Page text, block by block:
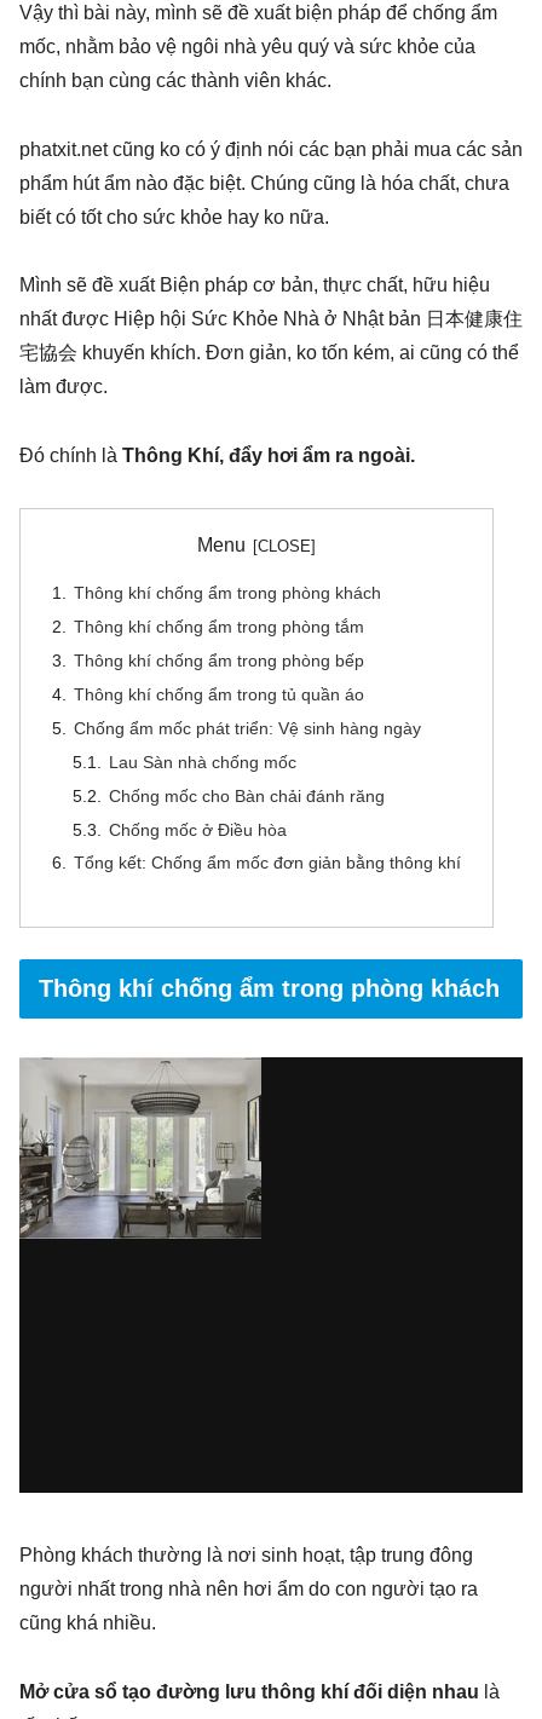
Vậy thì bài này, mình sẽ đề xuất biện pháp để chống ẩm
mốc, nhằm bảo vệ ngôi nhà yêu quý và sức khỏe của
chính bạn cùng các thành viên khác.
phatxit.net cũng ko có ý định nói các bạn phải mua các sản
phẩm hút ẩm nào đặc biệt. Chúng cũng là hóa chất, chưa
biết có tốt cho sức khỏe hay ko nữa.
Mình sẽ đề xuất Biện pháp cơ bản, thực chất, hữu hiệu
nhất được Hiệp hội Sức Khỏe Nhà ở Nhật bản 日本健康住
宅協会 khuyến khích. Đơn giản, ko tốn kém, ai cũng có thể
làm được.
Đó chính là Thông Khí, đẩy hơi ẩm ra ngoài.
Menu
Thông khí chống ẩm trong phòng khách
Thông khí chống ẩm trong phòng tắm
Thông khí chống ẩm trong phòng bếp
Thông khí chống ẩm trong tủ quần áo
Chống ẩm mốc phát triển: Vệ sinh hàng ngày
Lau Sàn nhà chống mốc
Chống mốc cho Bàn chải đánh răng
Chống mốc ở Điều hòa
Tổng kết: Chống ẩm mốc đơn giản bằng thông khí
Thông khí chống ẩm trong phòng khách
Phòng khách thường là nơi sinh hoạt, tập trung đông
người nhất trong nhà nên hơi ẩm do con người tạo ra
cũng khá nhiều.
Mở cửa sổ tạo đường lưu thông khí đối diện nhau là